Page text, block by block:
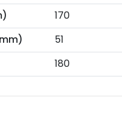
170
51
180